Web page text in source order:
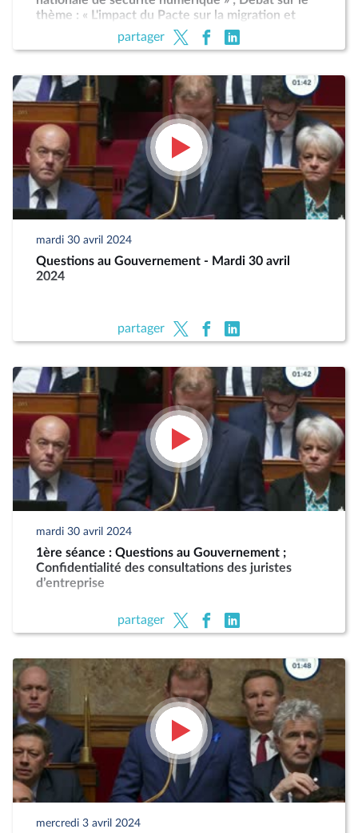
thème : « L'impact du Pacte sur la migration et
l'asile sur la France »
partager
mardi 30 avril 2024
Questions au Gouvernement - Mardi 30 avril
2024
partager
mardi 30 avril 2024
1ère séance : Questions au Gouvernement ;
Confidentialité des consultations des juristes
d’entreprise
partager
mercredi 3 avril 2024